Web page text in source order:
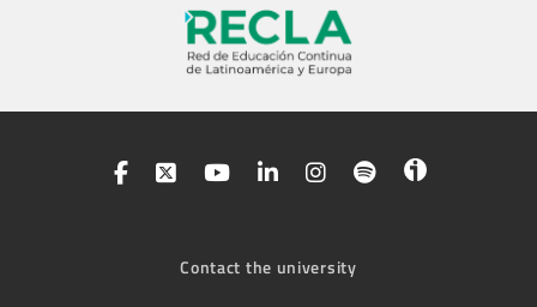
Contact the university